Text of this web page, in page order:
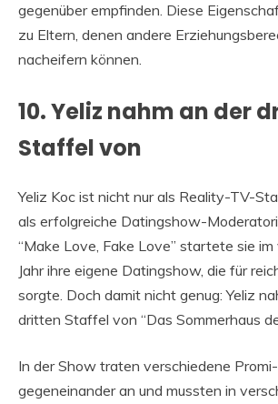
gegenüber empfinden. Diese
zu Eltern, denen andere
nacheifern können.
10. Yeliz nahm an der
Staffel von
Yeliz Koc ist nicht nur als Reality-TV-
als erfolgreiche Datingshow-
“Make Love, Fake Love” startete sie
Jahr ihre eigene Datingshow, die für
sorgte. Doch damit nicht genug: Yeliz
dritten Staffel von “Das Sommerhaus
In der Show traten verschiedene
gegeneinander an und mussten in